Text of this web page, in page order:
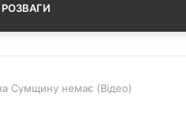
РОЗВАГИ
Сумщину немає (Відео)